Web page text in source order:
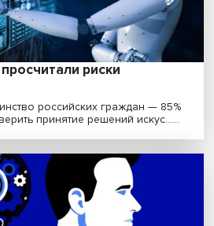
просчитали риски
российских граждан —
принятие решений